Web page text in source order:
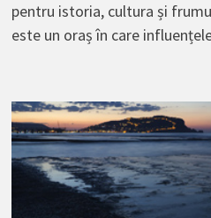
pentru istoria, cultura și
este un oraș în care